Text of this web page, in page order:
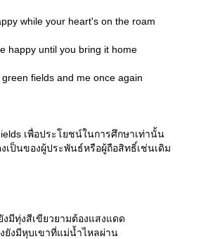
while your heart's on the roam
happy until you bring it home
fields and me once again
เพื่อประโยชน์ในการศึกษาเท่านั้น
เป็นของผู้ประพันธ์หรือผู้ถือสิทธิ์เช่นเดิม
งมีทุ่งสีเขียวยามต้องแสงแดด
ยังมีหุบเขาที่แม่น้ำไหลผ่าน